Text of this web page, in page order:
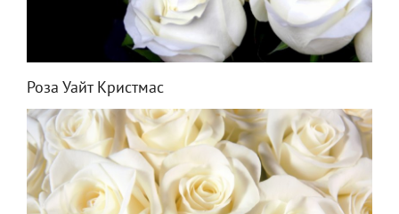
Роза Уайт Кристмас